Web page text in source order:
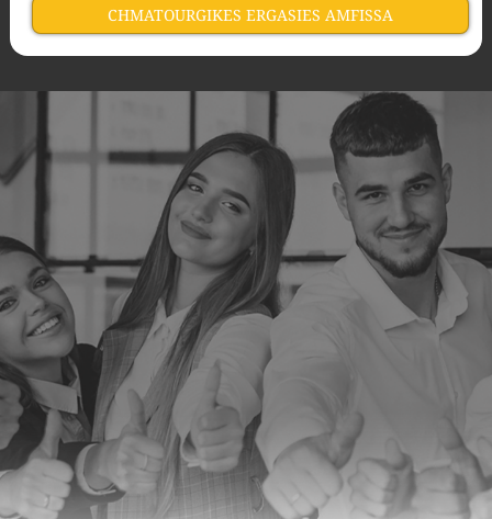
CHMATOURGIKES ERGASIES AMFISSA